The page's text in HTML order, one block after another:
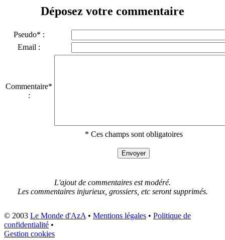
Déposez votre commentaire
Pseudo* :
Email :
Commentaire*
:
* Ces champs sont obligatoires
L'ajout de commentaires est modéré.
Les commentaires injurieux, grossiers, etc seront supprimés.
© 2003 Le Monde d'AzA • Mentions légales • Politique de
confidentialité •
Gestion cookies